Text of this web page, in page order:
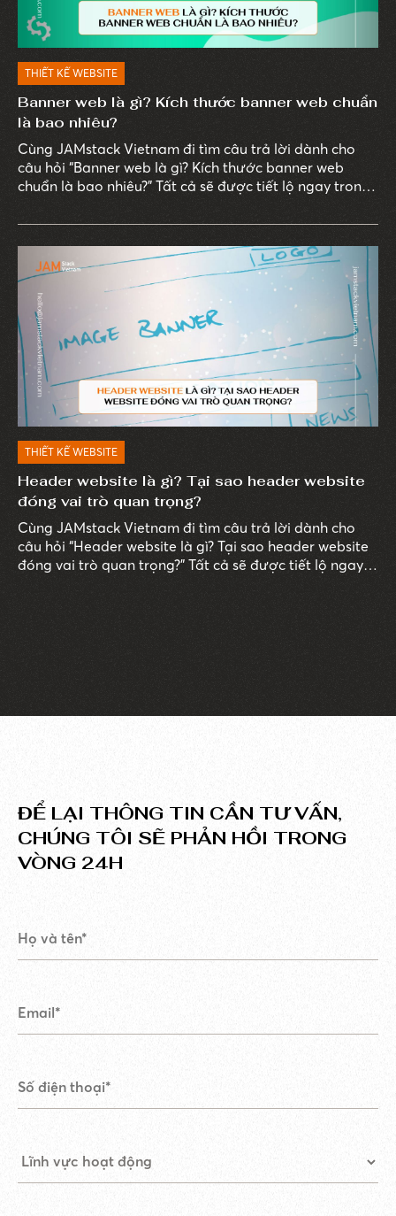
THIẾT KẾ WEBSITE
Banner web là gì? Kích thước banner web chuẩn
là bao nhiêu?
Cùng JAMstack Vietnam đi tìm câu trả lời dành cho
câu hỏi “Banner web là gì? Kích thước banner web
chuẩn là bao nhiêu?” Tất cả sẽ được tiết lộ ngay trong
THIẾT KẾ WEBSITE
Header website là gì? Tại sao header website
đóng vai trò quan trọng?
Cùng JAMstack Vietnam đi tìm câu trả lời dành cho
câu hỏi “Header website là gì? Tại sao header website
đóng vai trò quan trọng?” Tất cả sẽ được tiết lộ ngay
ĐỂ LẠI THÔNG TIN CẦN TƯ VẤN,
CHÚNG TÔI SẼ PHẢN HỒI TRONG
VÒNG 24H